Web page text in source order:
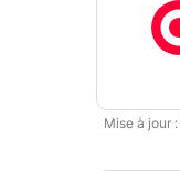
Mise à jour: